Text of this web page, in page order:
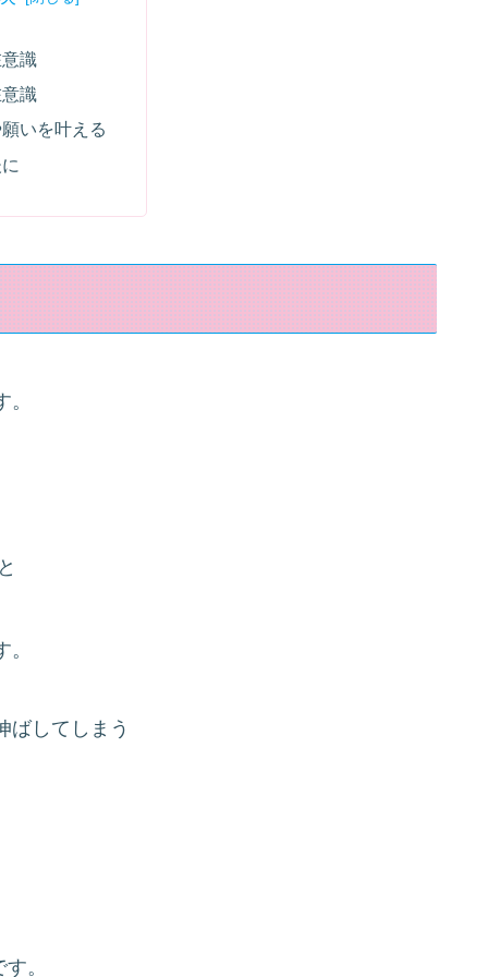
識
識
いを叶える
ばしてしまう
。